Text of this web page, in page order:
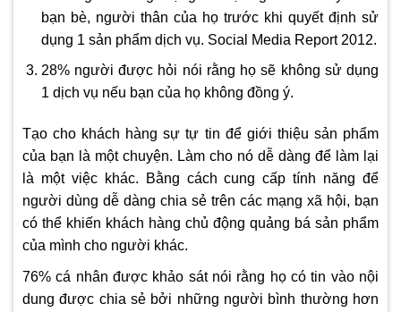
bạn bè, người thân của họ trước khi quyết định sử
dụng 1 sản phẩm dịch vụ. Social Media Report 2012.
28% người được hỏi nói rằng họ sẽ không sử dụng
1 dịch vụ nếu bạn của họ không đồng ý.
Tạo cho khách hàng sự tự tin để giới thiệu sản phẩm
của bạn là một chuyện. Làm cho nó dễ dàng để làm lại
là một việc khác. Bằng cách cung cấp tính năng để
người dùng dễ dàng chia sẻ trên các mạng xã hội, bạn
có thể khiến khách hàng chủ động quảng bá sản phẩm
của mình cho người khác.
76% cá nhân được khảo sát nói rằng họ có tin vào nội
dung được chia sẻ bởi những người bình thường hơn